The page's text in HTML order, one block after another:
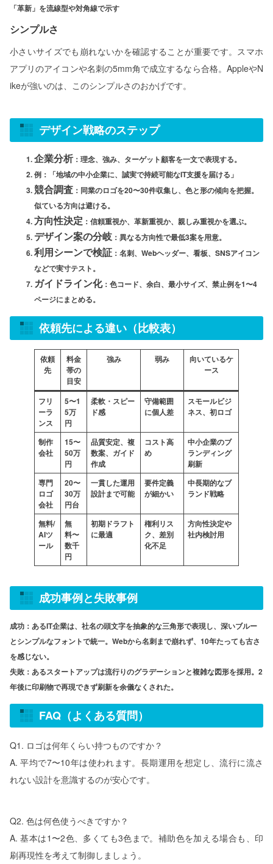
「革新」を流線型や対角線で示す
シンプルさ
小さいサイズでも崩れないかを確認することが重要です。スマホ
アプリのアイコンや名刺の5mm角で成立するなら合格。AppleやN
ikeが強いのは、このシンプルさのおかげです。
デザイン戦略のステップ
企業分析：理念、強み、ターゲット顧客を一文で表現する。
例：「地域の中小企業に、誠実で持続可能なIT支援を届ける」
競合調査 ：同業のロゴを20〜30件収集し、色と形の傾向を把握。
似ている方向は避ける。
方向性決定 ：信頼重視か、革新重視か、親しみ重視かを選ぶ。
デザイン案の分岐 ：異なる方向性で最低3案を用意。
利用シーンで検証 ：名刺、Webヘッダー、看板、SNSアイコン
などで実寸テスト。
ガイドライン化：色コード、余白、最小サイズ、禁止例を1〜4
ページにまとめる。
依頼先による違い（比較表）
依頼
先
料金
帯の
目安
強み 弱み
向いているケ
ース
フリ
ーラ
ンス
5〜1
5万
円
柔軟・スピー
ド感
守備範囲
に個人差
スモールビジ
ネス、初ロゴ
制作
会社
15〜
50万
円
品質安定、複
数案、ガイド
作成
コスト高
め
中小企業のブ
ランディング
刷新
専門
ロゴ
会社
20〜
30万
円台
一貫した運用
設計まで可能
要件定義
が細かい
中長期的なブ
ランド戦略
無料/
AIツ
ール
無
料〜
数千
円
初期ドラフト
に最適
権利リス
ク、差別
化不足
方向性決定や
社内検討用
成功事例と失敗事例
成功：あるIT企業は、社名の頭文字を抽象的な三角形で表現し、深いブルー
とシンプルなフォントで統一。Webから名刺まで崩れず、10年たっても古さ
を感じない。
失敗：あるスタートアップは流行りのグラデーションと複雑な図形を採用。2
年後に印刷物で再現できず刷新を余儀なくされた。
FAQ（よくある質問）
Q1. ロゴは何年くらい持つものですか？
A. 平均で7〜10年は使われます。長期運用を想定し、流行に流さ
れない設計を意識するのが安心です。
Q2. 色は何色使うべきですか？
A. 基本は1〜2色、多くても3色まで。補助色を加える場合も、印
刷再現性を考えて制御しましょう。